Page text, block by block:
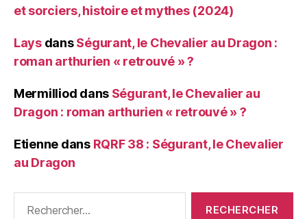
et sorciers, histoire et mythes (2024)
LaysdansSégurant, le Chevalier au Dragon :
roman arthurien « retrouvé » ?
Mermilliod dans Ségurant, le Chevalier au
Dragon : roman arthurien « retrouvé » ?
Etienne dans RQRF 38 : Ségurant, le Chevalier
au Dragon